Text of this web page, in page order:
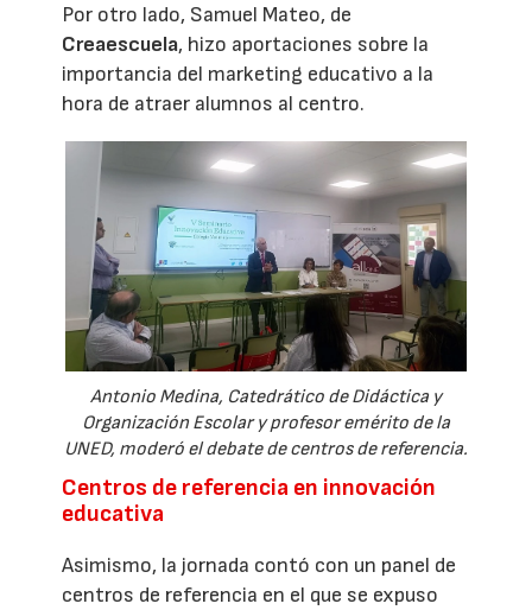
Por otro lado, Samuel Mateo, de
Creaescuela, hizo aportaciones sobre la
importancia del marketing educativo a la
hora de atraer alumnos al centro.
Antonio Medina, Catedrático de Didáctica y
Organización Escolar y profesor emérito de la
UNED, moderó el debate de centros de referencia.
Centros de referencia en innovación
educativa
Asimismo, la jornada contó con un panel de
centros de referencia en el que se expuso